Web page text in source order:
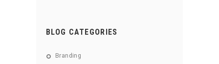
BLOG CATEGORIES
Branding